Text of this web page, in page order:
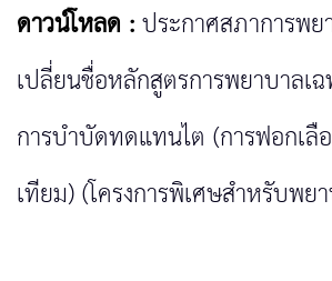
ดาวน์โหลด :ประกาศสภาการพย
เปลี่ยนชื่อหลักสูตรการพยาบาลเ
การบำบัดทดแทนไต (การฟอกเลื
เทียม) (โครงการพิเศษสำหรับพย